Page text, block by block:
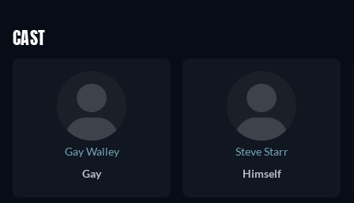
CAST
Gay Walley
Gay
Steve Starr
Himself